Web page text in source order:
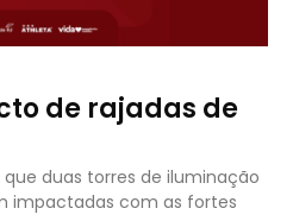
de rajadas de
duas torres de iluminação
impactadas com as fortes